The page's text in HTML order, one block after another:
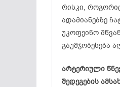
რისკი,
ადამიანებზე
უკოფეინო
გაუმჯობესება
არტერიული
შედეგების